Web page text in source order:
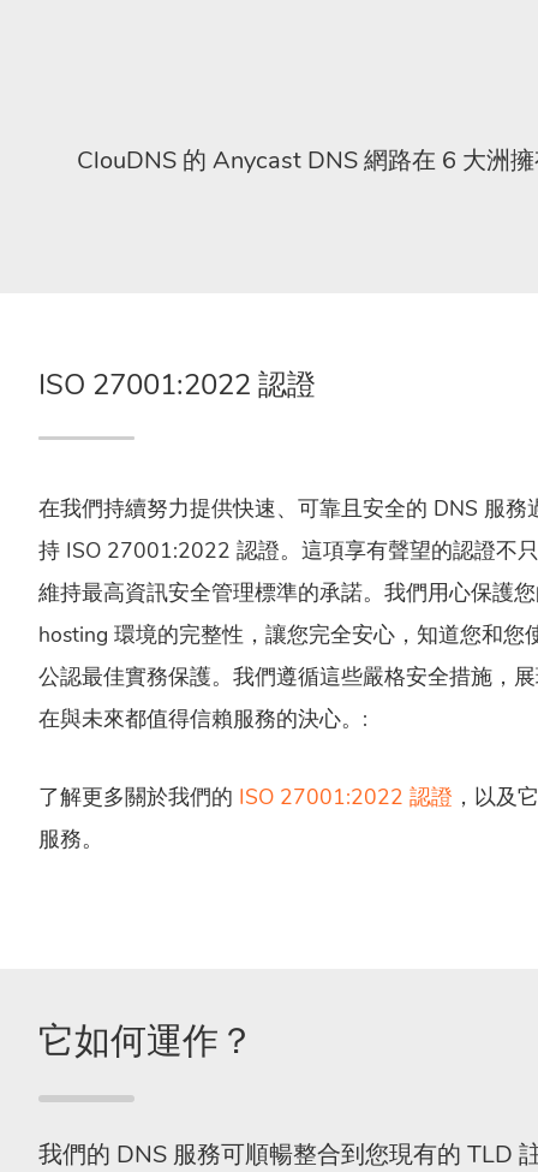
ClouDNS 的 Anycast DNS 網路在 6 大洲
ISO 27001:2022 認證
在我們持續努力提供快速、可靠且安全的 DNS 服務
持 ISO 27001:2022 認證。這項享有聲望的認證不
維持最高資訊安全管理標準的承諾。我們用心保護
hosting 環境的完整性，讓您完全安心，知道您和您
公認最佳實務保護。我們遵循這些嚴格安全措施，
在與未來都值得信賴服務的決心。:
了解更多關於我們的 ISO 27001:2022 認證 ，以及
服務。
它如何運作？
我們的 DNS 服務可順暢整合到您現有的 TLD